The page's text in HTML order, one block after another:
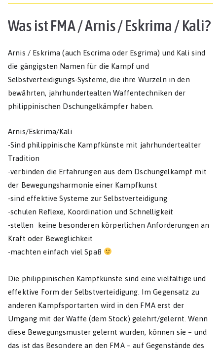
Was ist FMA / Arnis / Eskrima / Kali?
Arnis / Eskrima (auch Escrima oder Esgrima) und Kali sind
die gängigsten Namen für die Kampf und
Selbstverteidigungs-Systeme, die ihre Wurzeln in den
bewährten, jahrhundertealten Waffentechniken der
philippinischen Dschungelkämpfer haben.
Arnis/Eskrima/Kali
-Sind philippinische Kampfkünste mit jahrhundertealter
Tradition
-verbinden die Erfahrungen aus dem Dschungelkampf mit
der Bewegungsharmonie einer Kampfkunst
-sind effektive Systeme zur Selbstverteidigung
-schulen Reflexe, Koordination und Schnelligkeit
-stellen keine besonderen körperlichen Anforderungen an
Kraft oder Beweglichkeit
-machten einfach viel Spaß
Die philippinischen Kampfkünste sind eine vielfältige und
effektive Form der Selbstverteidigung. Im Gegensatz zu
anderen Kampfsportarten wird in den FMA erst der
Umgang mit der Waffe (dem Stock) gelehrt/gelernt. Wenn
diese Bewegungsmuster gelernt wurden, können sie – und
das ist das Besondere an den FMA – auf Gegenstände des